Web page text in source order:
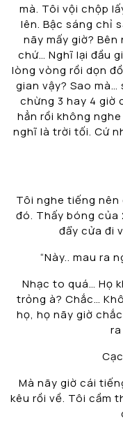
mà. Tôi vội chộp
lên. Bậc sáng chỉ
nãy mấy giờ?
chứ… Nghĩ lại đầu
lòng vòng rồi dọn
gian vậy? Sao
chừng 3 hay 4 giờ
hẳn rồi không
nghĩ là trời tối. Cứ
Tôi nghe tiếng nên
đó. Thấy bóng của
đẩy cửa đi
“Này.. mau ra
Nhạc to quá… Họ
trỏng à? Chắc…
họ, họ nãy giờ
Mà nãy giờ cái
kêu rồi về. Tôi cầm